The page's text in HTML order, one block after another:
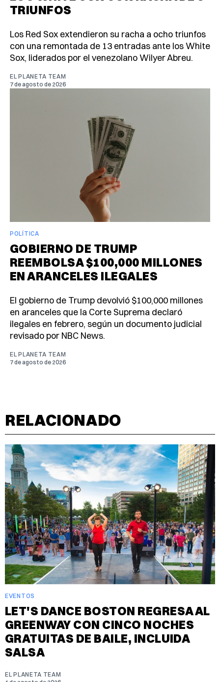
TRIUNFOS
Los Red Sox extendieron su racha a ocho triunfos
con una remontada de 13 entradas ante los White
Sox, liderados por el venezolano Wilyer Abreu.
EL PLANETA TEAM
7 de agosto de 2026
POLÍTICA
GOBIERNO DE TRUMP
REEMBOLSA $100,000 MILLONES
EN ARANCELES ILEGALES
El gobierno de Trump devolvió $100,000 millones
en aranceles que la Corte Suprema declaró
ilegales en febrero, según un documento judicial
revisado por NBC News.
EL PLANETA TEAM
7 de agosto de 2026
RELACIONADO
EVENTOS
LET'S DANCE BOSTON REGRESA AL
GREENWAY CON CINCO NOCHES
GRATUITAS DE BAILE, INCLUIDA
SALSA
EL PLANETA TEAM